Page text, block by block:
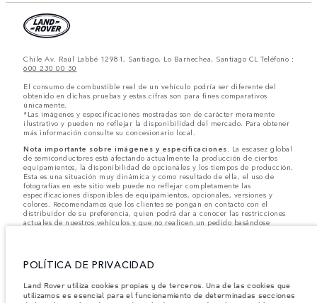
Chile Av. Raúl Labbé 12981, Santiago, Lo Barnechea, Santiago CL Teléfono :
600 230 00 30
El consumo de combustible real de un vehículo podría ser diferente del
obtenido en dichas pruebas y estas cifras son para fines comparativos
únicamente.
*Las imágenes y especificaciones mostradas son de carácter meramente
ilustrativo y pueden no reflejar la disponibilidad del mercado. Para obtener
más información consulte su concesionario local.
Nota importante sobre imágenes y especificaciones. La escasez global
de semiconductores está afectando actualmente la producción de ciertos
equipamientos, la disponibilidad de opcionales y los tiempos de producción.
Esta es una situación muy dinámica y como resultado de ella, el uso de
fotografías en este sitio web puede no reflejar completamente las
especificaciones disponibles de equipamientos, opcionales, versiones y
colores. Recomendamos que los clientes se pongan en contacto con el
distribuidor de su preferencia, quien podrá dar a conocer las restricciones
actuales de nuestros vehículos y que no realicen un pedido basándose
las especificaciones, el diseño y la producción de sus vehículos, piezas y
accesorios, por lo que se producen modificaciones de forma continua y sin
vendrán incluidas de serie. La información, las especificaciones, los motores
y los colores que aparecen en esta página web se basan en las
POLÍTICA DE PRIVACIDAD
Land Rover utiliza cookies propias y de terceros. Una de las cookies que
utilizamos es esencial para el funcionamiento de determinadas secciones